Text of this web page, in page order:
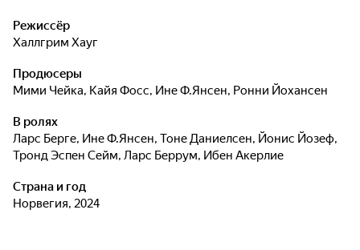
Режиссёр
Халлгрим Хауг
Продюсеры
Мими Чейка, Кайя Фосс, Ине Ф.Янсен, Ронни Йохансен
В ролях
Ларс Берге, Ине Ф.Янсен, Тоне Даниелсен, Йонис Йозеф,
Тронд Эспен Сейм, Ларс Беррум, Ибен Акерлие
Страна и год
Норвегия, 2024